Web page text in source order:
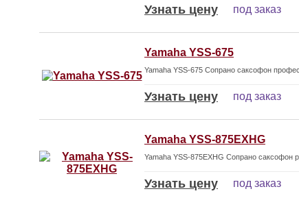
Узнать цену под заказ
Yamaha YSS-675
Yamaha YSS-675 Сопрано саксофон
Узнать цену под заказ
Yamaha YSS-875EXHG
Yamaha YSS-875EXHG Сопрано саксофон
Узнать цену под заказ